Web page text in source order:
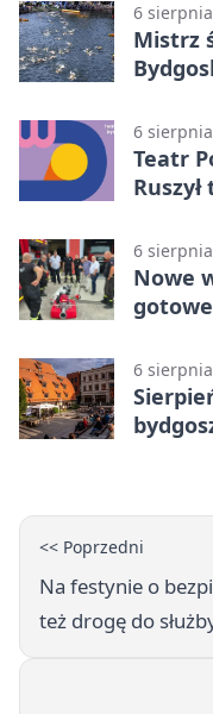
6
Mistrz
6
Teatr
6
Nowe
6
<< Poprzedni
Na festynie o
też drogę do